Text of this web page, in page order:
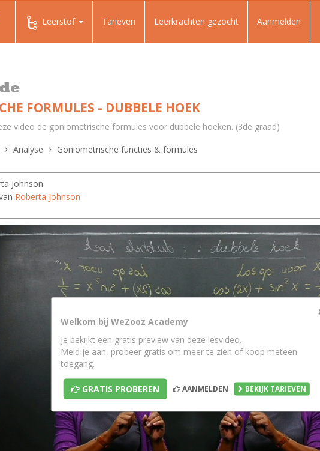
Leerstof Tarieven Leerkrachten gezocht Aanmelden
FORMULES - DUBBELE HOEK
video de goniometrische formules voor dubbele hoeken. (3de graad)
Analyse Goniometrische functies & formules
Johnson
Roberta Johnson
Welkom bij WeZooz Academy
Je bekijkt een gratis preview van deze lesvideo.
Meld je aan, probeer gratis om meer te zien of koop meteen
toegang.
GRATIS PROBEREN AANMELDEN BEKIJK TARIEVEN